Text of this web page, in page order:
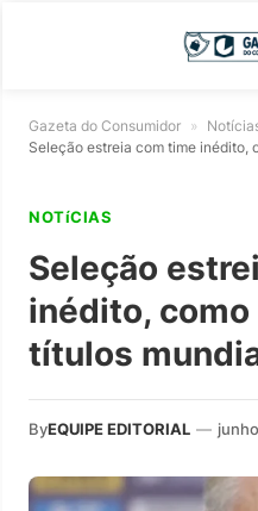
Gazeta do Consumidor »
Seleção estreia com time inédito,
NOTíCIAS
Seleção
inédito,
títulos
ByEQUIPE EDITORIAL —